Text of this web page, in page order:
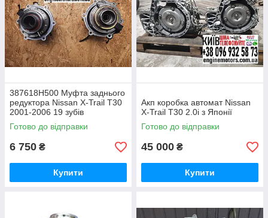
387618H500 Муфта заднього
редуктора Nissan X-Trail T30
2001-2006 19 зубів
Готово до відправки
6 750 ₴
Купити
Акп коробка автомат Nissan
X-Trail T30 2.0i з Японії
Готово до відправки
45 000 ₴
Купити